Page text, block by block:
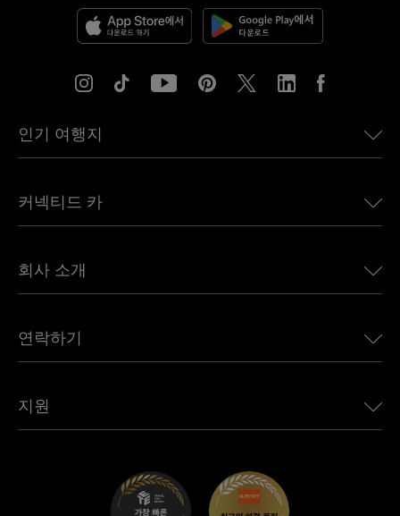
인기 여행지
유럽용 eSIM
캐나다용 eSIM
아프리카용 eSIM
모든 목적지 보기
커넥티드 카
Land Rover용 Ubigi
Jeep용 Ubigi
Mini용 Ubigi
Maserati용 Ubigi
회사 소개
언론에 소개된 Ubigi
Ubigi 앱
연락하기
제휴 프로그램
지원